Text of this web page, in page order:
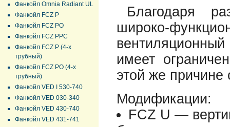
Фанкойл Omnia Radiant UL
Фанкойл FCZ P
Фанкойл FCZ PO
Фанкойл FCZ PPC
Фанкойл FCZ P (4-х
трубный)
Фанкойл FCZ PO (4-х
трубный)
Фанкойл VED I 530-740
Фанкойл VED 030-340
Фанкойл VED 430-740
Фанкойл VED 431-741
Благодаря
широко-
имеет
этой же причине
Модификации:
FCZ U —